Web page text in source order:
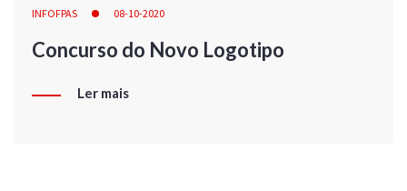
INFOFPAS 08-10-2020
Concurso do Novo Logotipo
Ler mais